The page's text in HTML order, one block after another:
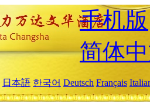
手机版
简体
日本語 한국어 Deutsch Français